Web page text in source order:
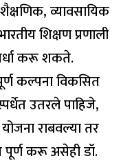
व्यावसायिक
शिक्षण प्रणाली
करू शकते.
कल्पना विकसित
उतरले पाहिजे,
राबवल्या तर
पूर्ण करू असेही डॉ.